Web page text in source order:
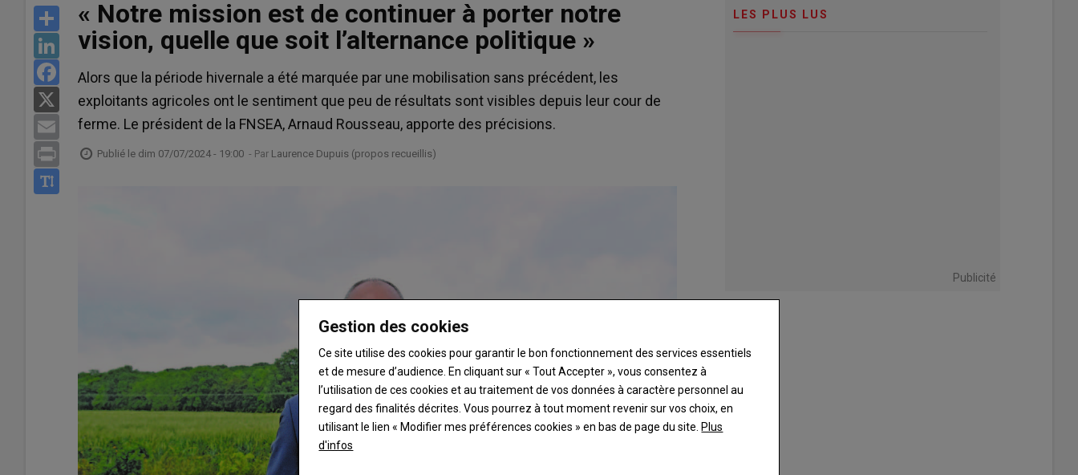
Share
LinkedIn
Facebook
Email
Print
« Notre mission est de continuer à porter notre
vision, quelle que soit l’alternance politique »
Alors que la période hivernale a été marquée par une mobilisation sans précédent, les
exploitants agricoles ont le sentiment que peu de résultats sont visibles depuis leur cour de
ferme. Le président de la FNSEA, Arnaud Rousseau, apporte des précisions.
Publié le dim 07/07/2024 - 19:00 - Par Laurence Dupuis (propos recueillis)
LES PLUS LUS
Publicité
Gestion des cookies
Ce site utilise des cookies pour garantir le bon fonctionnement des services essentiels
et de mesure d’audience. En cliquant sur « Tout Accepter », vous consentez à
l’utilisation de ces cookies et au traitement de vos données à caractère personnel au
regard des finalités décrites. Vous pourrez à tout moment revenir sur vos choix, en
utilisant le lien « Modifier mes préférences cookies » en bas de page du site. Plus
d'infos